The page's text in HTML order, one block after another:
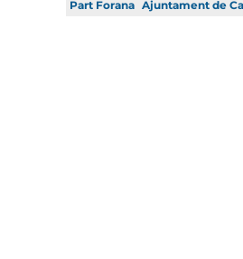
Part Forana Ajuntament de